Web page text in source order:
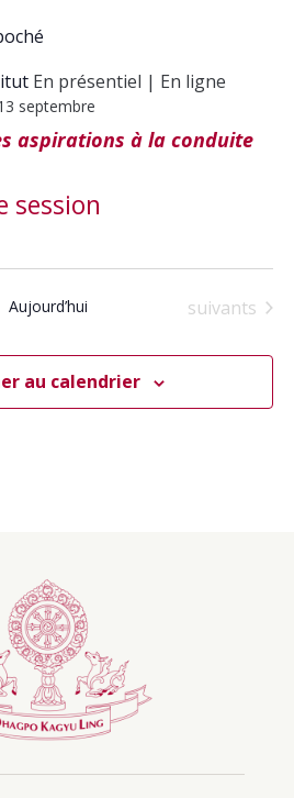
En présentiel | En ligne
septembre
aspirations à la conduite
session
Aujourd’hui Calendrier
suivants
au calendrier